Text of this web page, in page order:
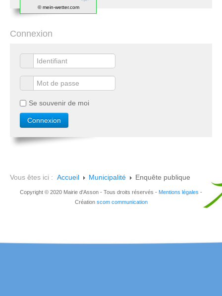
© mein-wetter.com
Connexion
Se souvenir de moi
Vous êtes ici : Accueil Municipalité Enquête publique
Copyright © 2020 Mairie d'Asson - Tous droits réservés - Mentions légales -
Création scom communication